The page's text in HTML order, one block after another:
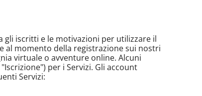
gli iscritti e le motivazioni per utilizzare il
al momento della registrazione sui nostri
virtuale o avventure online. Alcuni
per i Servizi. Gli account
Servizi: